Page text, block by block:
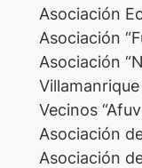
Asociación
Asociación
Asociación
Vecinos
Asociación
Asociación